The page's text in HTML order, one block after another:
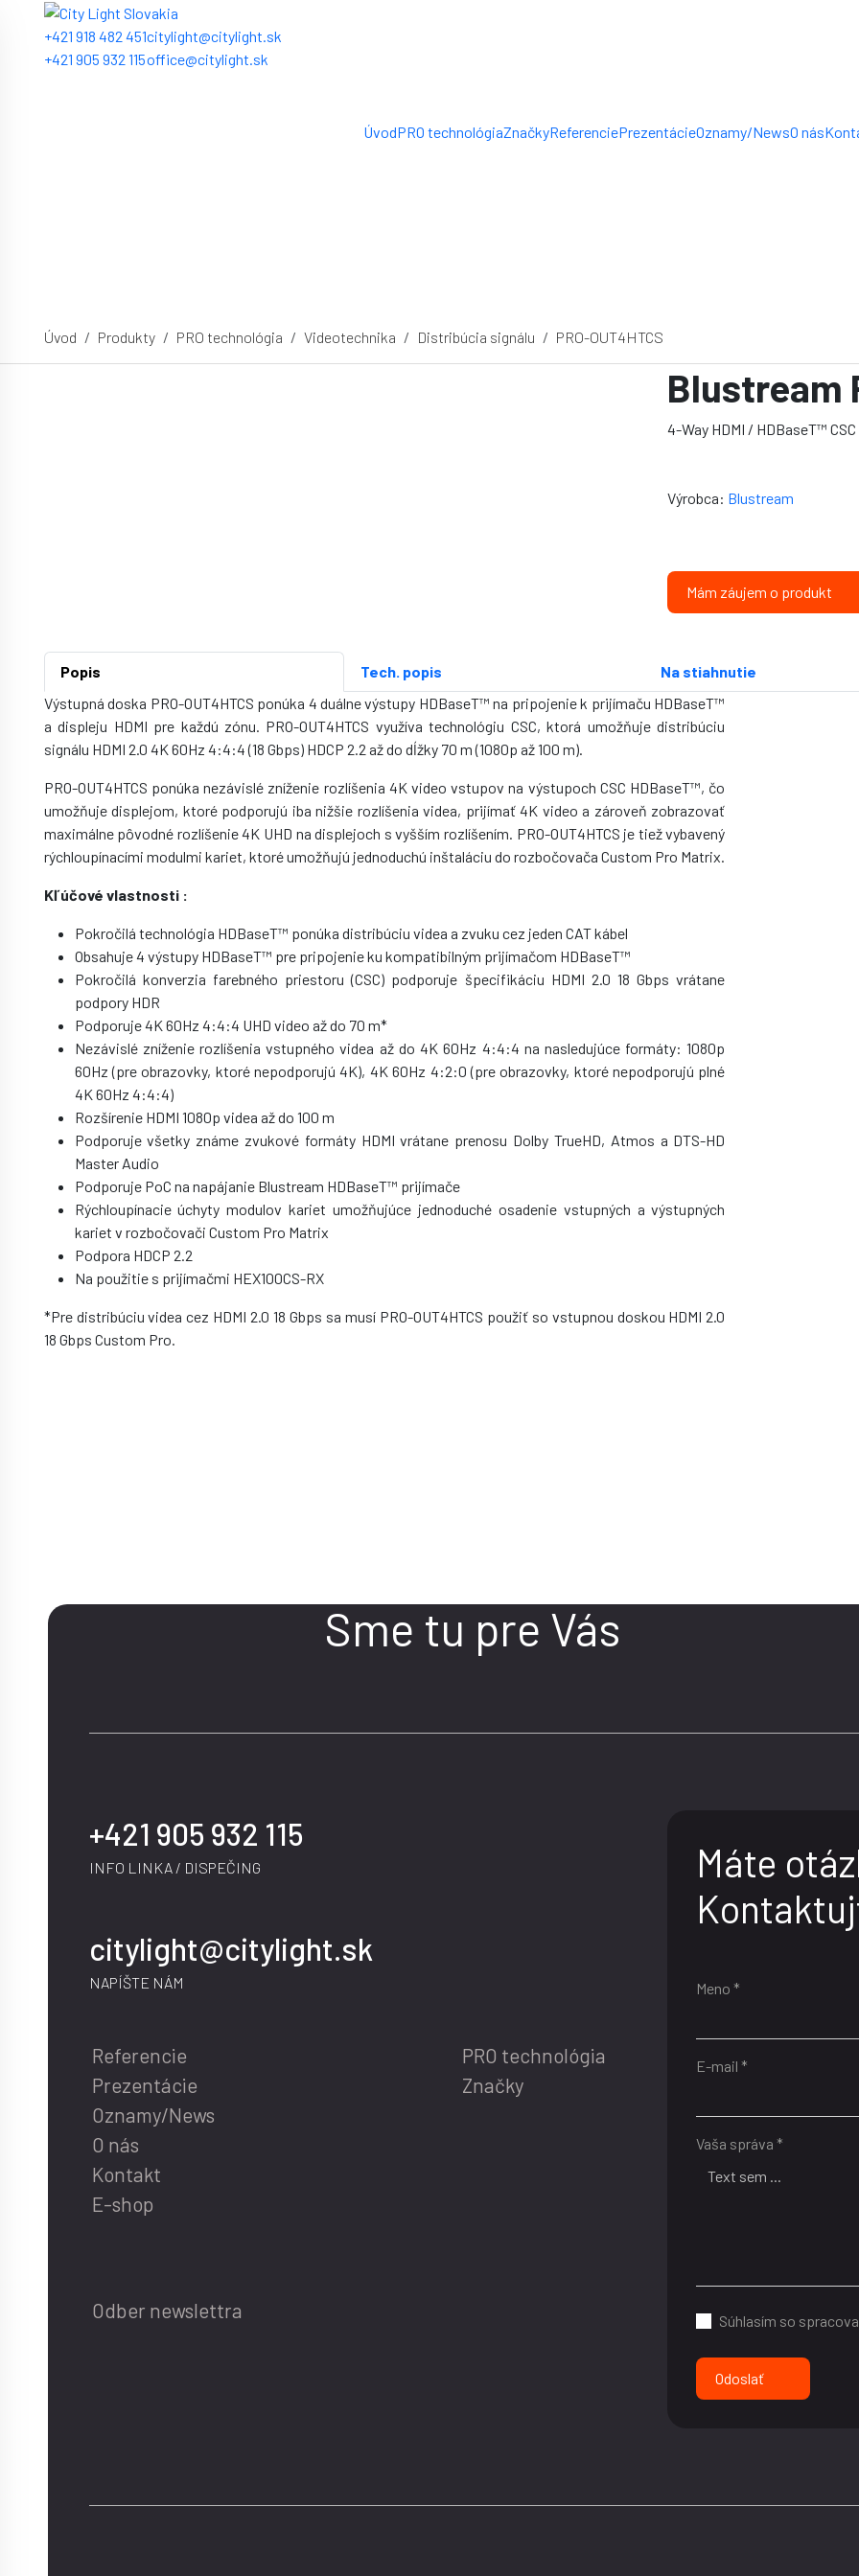
+421 918 482 451
+421 905 932 115
citylight@citylight.sk
office@citylight.sk
ÚvodPRO technológiaZnačkyReferenciePrezentácieOznamy/NewsO nás
Úvod Produkty PRO technológia Videotechnika Distribúcia signálu PRO-OUT4HTCS
Blustream
4-Way HDMI / HDBaseT™
Výrobca: Blustream
Mám záujem o produkt
Popis Tech. popis
Na stiahnutie
Výstupná doska PRO-OUT4HTCS ponúka 4 duálne výstupy HDBaseT™ na pripojenie k prijímaču HDBaseT™
a displeju HDMI pre každú zónu. PRO-OUT4HTCS využíva technológiu CSC, ktorá umožňuje distribúciu
signálu HDMI 2.0 4K 60Hz 4:4:4 (18 Gbps) HDCP 2.2 až do dĺžky 70 m (1080p až 100 m).
PRO-OUT4HTCS ponúka nezávislé zníženie rozlíšenia 4K video vstupov na výstupoch CSC HDBaseT™, čo
umožňuje displejom, ktoré podporujú iba nižšie rozlíšenia videa, prijímať 4K video a zároveň zobrazovať
maximálne pôvodné rozlíšenie 4K UHD na displejoch s vyšším rozlíšením. PRO-OUT4HTCS je tiež vybavený
rýchloupínacími modulmi kariet, ktoré umožňujú jednoduchú inštaláciu do rozbočovača Custom Pro Matrix.
Kľúčové vlastnosti :
Pokročilá technológia HDBaseT™ ponúka distribúciu videa a zvuku cez jeden CAT kábel
Obsahuje 4 výstupy HDBaseT™ pre pripojenie ku kompatibilným prijímačom HDBaseT™
Pokročilá konverzia farebného priestoru (CSC) podporuje špecifikáciu HDMI 2.0 18 Gbps vrátane
podpory HDR
Podporuje 4K 60Hz 4:4:4 UHD video až do 70 m*
Nezávislé zníženie rozlíšenia vstupného videa až do 4K 60Hz 4:4:4 na nasledujúce formáty: 1080p
60Hz (pre obrazovky, ktoré nepodporujú 4K), 4K 60Hz 4:2:0 (pre obrazovky, ktoré nepodporujú plné
4K 60Hz 4:4:4)
Rozšírenie HDMI 1080p videa až do 100 m
Podporuje všetky známe zvukové formáty HDMI vrátane prenosu Dolby TrueHD, Atmos a DTS-HD
Master Audio
Podporuje PoC na napájanie Blustream HDBaseT™ prijímače
Rýchloupínacie úchyty modulov kariet umožňujúce jednoduché osadenie vstupných a výstupných
kariet v rozbočovači Custom Pro Matrix
Podpora HDCP 2.2
Na použitie s prijímačmi HEX100CS-RX
*Pre distribúciu videa cez HDMI 2.0 18 Gbps sa musí PRO-OUT4HTCS použiť so vstupnou doskou HDMI 2.0
18 Gbps Custom Pro.
Sme tu pre Vás
+421 905 932 115
INFO LINKA / DISPEČING
citylight@citylight.sk
NAPÍŠTE NÁM
Referencie
Prezentácie
Oznamy/News
O nás
Kontakt
E-shop
PRO technológia
Značky
Odber newslettra
Máte
Meno *
E-mail *
Vaša správa *
Súhlasím so
Odoslať